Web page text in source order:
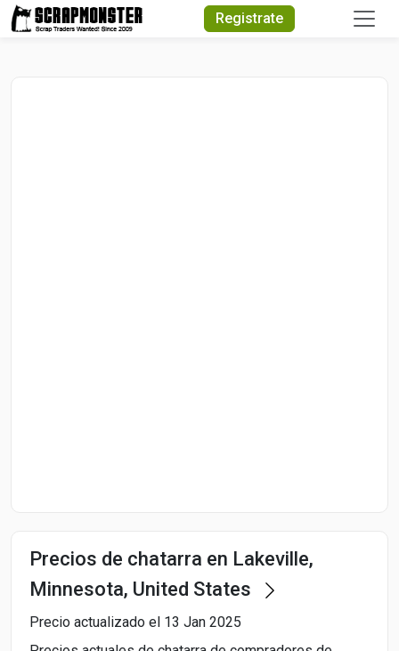
Registrate
Precios de chatarra en Lakeville,
Minnesota, United States
Precio actualizado el 13 Jan 2025
Quick Search
Search